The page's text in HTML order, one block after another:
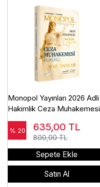
Monopol Yayınları 2026 Adli
Hakimlik Ceza Muhakemesi
Hukuku Soru Bankası
Çözümlü Ömer Keskinsoy
% 20 635,00 TL
800,00 TL
Sepete Ekle
Satın Al